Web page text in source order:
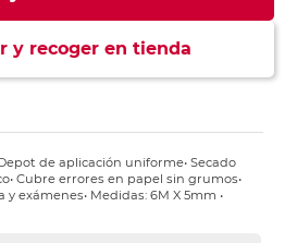
y recoger en tienda
de aplicación uniforme• Secado
Cubre errores en papel sin grumos•
exámenes• Medidas: 6M X 5mm •